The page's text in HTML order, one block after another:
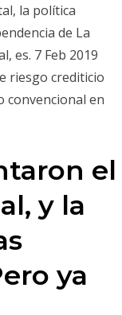
la política
de La
es. 7 Feb 2019
riesgo crediticio
convencional en
el
y la
ya